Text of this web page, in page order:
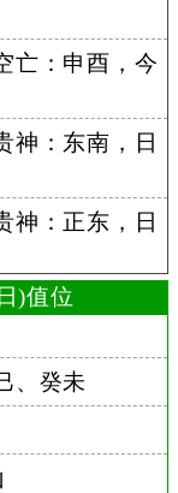
亡：申酉，今
神：东南，日
神：正东，日
)值位
、癸未